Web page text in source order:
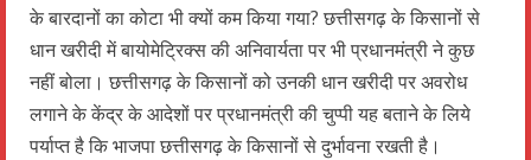
के बारदानों का कोटा भी क्यों कम किया गया? छत्तीसगढ़ के किसानों से
धान खरीदी में बायोमेट्रिक्स की अनिवार्यता पर भी प्रधानमंत्री ने कुछ
नहीं बोला। छत्तीसगढ़ के किसानों को उनकी धान खरीदी पर अवरोध
लगाने के केंद्र के आदेशों पर प्रधानमंत्री की चुप्पी यह बताने के लिये
पर्याप्त है कि भाजपा छत्तीसगढ़ के किसानों से दुर्भावना रखती है।